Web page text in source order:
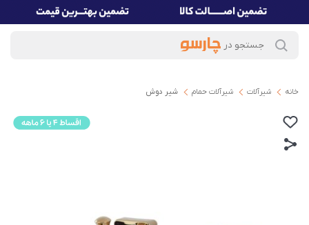
خانه شیرآلات شیرآلات حمام شیر دوش